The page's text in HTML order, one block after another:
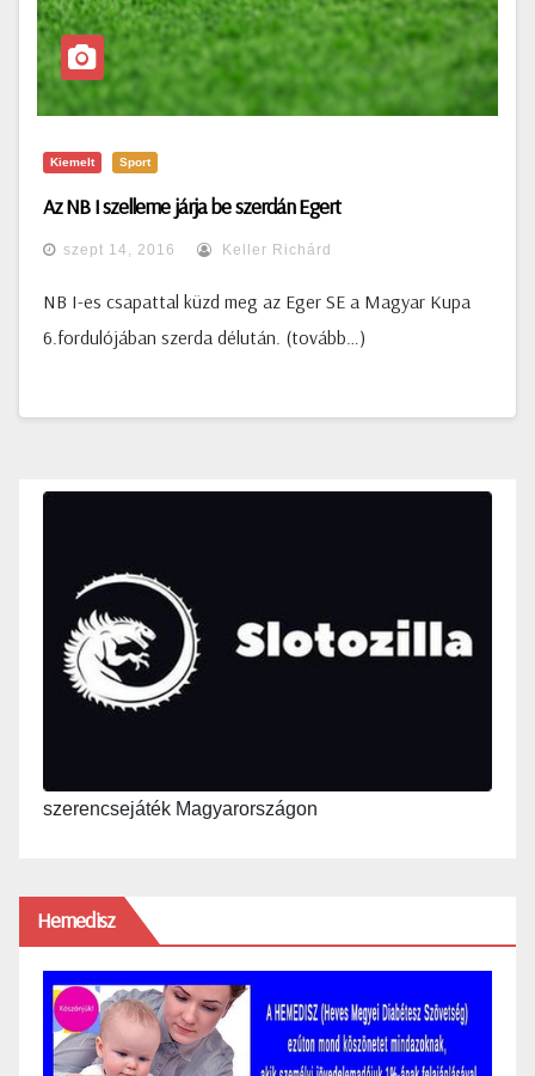
Kiemelt Sport
Az NB I szelleme járja be szerdán Egert
szept 14, 2016 Keller Richárd
NB I-es csapattal küzd meg az Eger SE a Magyar Kupa
6.fordulójában szerda délután. (tovább…)
szerencsejáték Magyarországon
Hemedisz